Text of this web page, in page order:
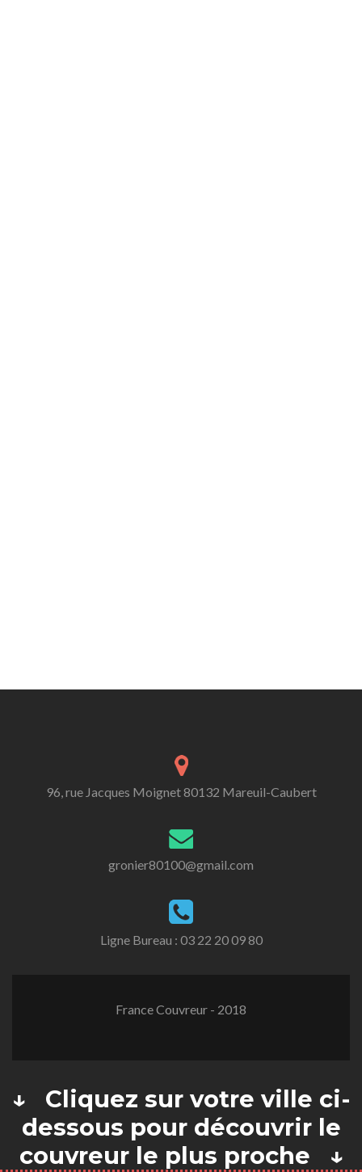
96, rue Jacques Moignet 80132 Mareuil-Caubert
gronier80100@gmail.com
Ligne Bureau : 03 22 20 09 80
France Couvreur - 2018
↓ Cliquez sur votre ville ci-
dessous pour découvrir le
couvreur le plus proche ↓